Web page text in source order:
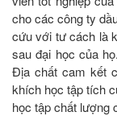
cho các công ty
cứu với tư cách là
sau đại học của
Địa chất cam kết
khích học tập tích
học tập chất lượng